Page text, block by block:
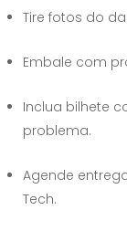
Tire fotos do
Embale com
Inclua bilhete
problema.
Agende
Tech.